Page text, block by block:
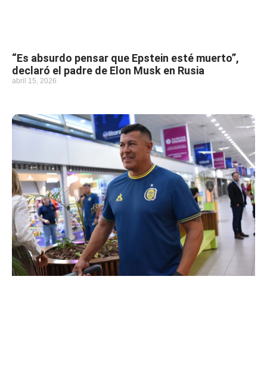
“Es absurdo pensar que Epstein esté muerto”,
declaró el padre de Elon Musk en Rusia
abril 15, 2026